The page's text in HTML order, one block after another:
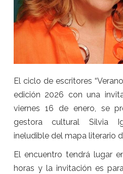
El ciclo de escritores
edición 2026 con una
viernes 16 de enero, se
gestora cultural Silvia
ineludible del mapa literario
El encuentro tendrá lugar
horas y la invitación es